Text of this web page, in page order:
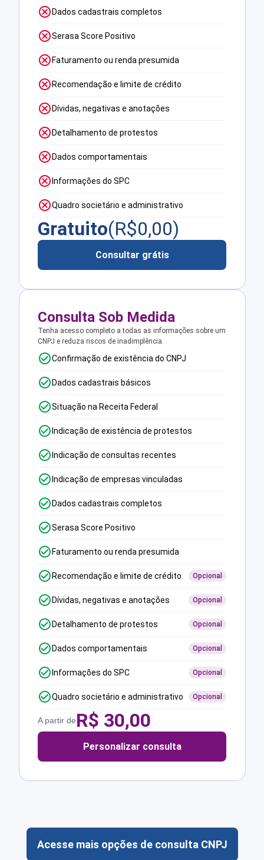
Dados cadastrais completos
Serasa Score Positivo
Faturamento ou renda presumida
Recomendação e limite de crédito
Dívidas, negativas e anotações
Detalhamento de protestos
Dados comportamentais
Informações do SPC
Quadro societário e administrativo
Gratuito(R$0,00)
Consultar grátis
Consulta Sob Medida
Tenha acesso completo a todas as informações sobre um
CNPJ e reduza riscos de inadimplência.
Confirmação de existência do CNPJ
Dados cadastrais básicos
Situação na Receita Federal
Indicação de existência de protestos
Indicação de consultas recentes
Indicação de empresas vinculadas
Dados cadastrais completos
Serasa Score Positivo
Faturamento ou renda presumida
Recomendação e limite de crédito Opcional
Dívidas, negativas e anotações Opcional
Detalhamento de protestos Opcional
Dados comportamentais Opcional
Informações do SPC Opcional
Quadro societário e administrativo Opcional
A partir deR$ 30,00
Personalizar consulta
Acesse mais opções de consulta CNPJ